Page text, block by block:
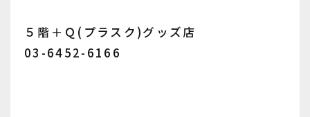
５階＋Ｑ(プラスク)グッズ店
03-6452-6166